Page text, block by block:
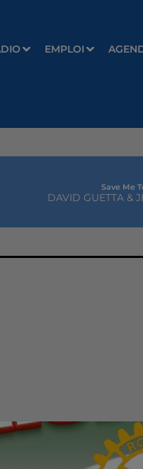
EMPLOI
Save Me
DAVID GUETTA &